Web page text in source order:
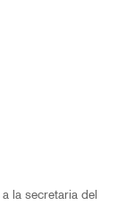
la secretaria del